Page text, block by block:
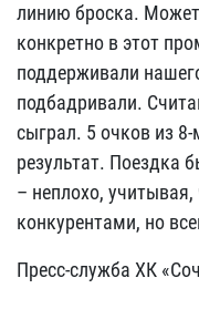
линию броска.
конкретно в этот
поддерживали
подбадривали.
сыграл. 5 очков из
результат. Поездка
– неплохо,
конкурентами, но
Пресс-служба ХК